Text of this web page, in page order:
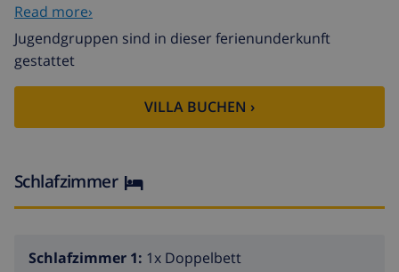
Gartengrill, Liegestühle (8), Abstellkammer.
Panoramasicht. Zur Verfügung: Waschmaschine,
Bügeleisen, Kinderhochstuhl, Babybett, Haartrockner.
Internet (WLAN, gratis). Bitte beachten: ein
Doppelzimmer liegt außerhalb der Wohnung.
Nichtraucher-Unterkunft. Maximal 1 Haustier/Hund
ESFCTU00000307100023282800000000000000000VT-
km vom Zentrum von Alicante, am Hang, 3.5 km vom
Read more›
Jugendgruppen sind in dieser ferienunderkunft
gestattet
VILLA BUCHEN ›
Schlafzimmer
Schlafzimmer 1: 1x Doppelbett